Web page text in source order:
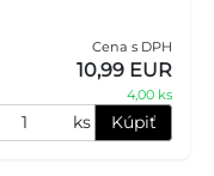
Cena s DPH
10,99 EUR
4,00 ks
ks Kúpiť